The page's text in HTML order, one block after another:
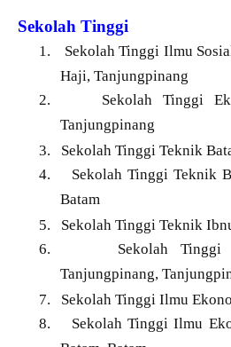
Sekolah Tinggi
1.
Sekolah Tinggi Ilmu
Haji, Tanjungpinang
2.
Sekolah Tinggi
Tanjungpinang
3.
Sekolah Tinggi Teknik
4.
Sekolah Tinggi Teknik
Batam
5.
Sekolah Tinggi Teknik
6.
Sekolah Tinggi
Tanjungpinang,
7.
Sekolah Tinggi Ilmu
8.
Sekolah Tinggi Ilmu